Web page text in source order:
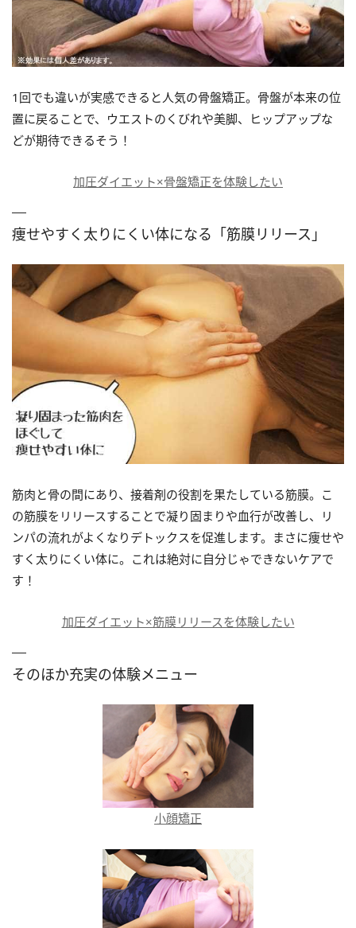
1回でも違いが実感できると人気の骨盤矯正。骨盤が本来の位
置に戻ることで、ウエストのくびれや美脚、ヒップアップな
どが期待できるそう！
加圧ダイエット×骨盤矯正を体験したい
痩せやすく太りにくい体になる「筋膜リリース」
筋肉と骨の間にあり、接着剤の役割を果たしている筋膜。こ
の筋膜をリリースすることで凝り固まりや血行が改善し、リ
ンパの流れがよくなりデトックスを促進します。まさに痩せや
すく太りにくい体に。これは絶対に自分じゃできないケアで
す！
加圧ダイエット×筋膜リリースを体験したい
そのほか充実の体験メニュー
小顔矯正